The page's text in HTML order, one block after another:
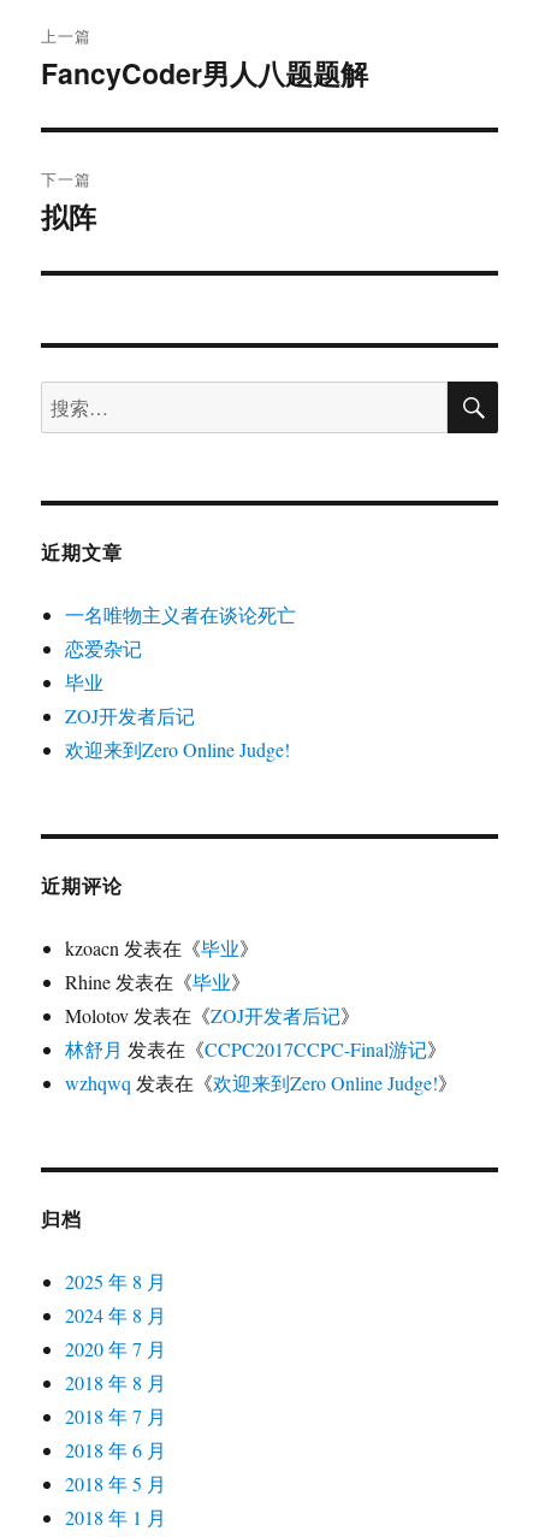
章
航
上一篇
上
文
章：
FancyCoder男人八题题解
下一篇
下
文
拟阵
搜
索：
搜
近期文章
一名唯物主义者在谈论死亡
恋爱杂记
毕业
ZOJ开发者后记
欢迎来到Zero Online Judge!
近期评论
kzoacn 发表在《毕业》
Rhine 发表在《毕业》
Molotov 发表在《ZOJ开发者后记》
林舒月 发表在《CCPC2017CCPC-Final游记》
wzhqwq 发表在《欢迎来到Zero Online Judge!》
归档
2025 年 8 月
2024 年 8 月
2020 年 7 月
2018 年 8 月
2018 年 7 月
2018 年 6 月
2018 年 5 月
2018 年 1 月